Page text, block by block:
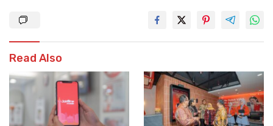
Read Also